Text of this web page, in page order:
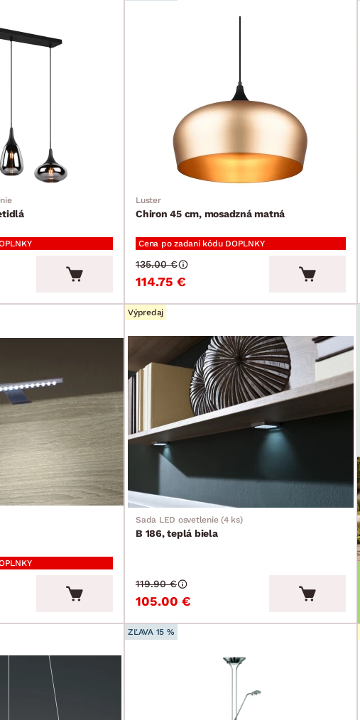
Luster
Chiron 45 cm, mosadzná matná
Cena po zadaní kódu DOPLNKY
114.75 €
135.00 €
Výpredaj
Sada LED osvetlenie (4 ks)
B 186, teplá biela
105.00 €
119.90 €
ZĽAVA 15 %